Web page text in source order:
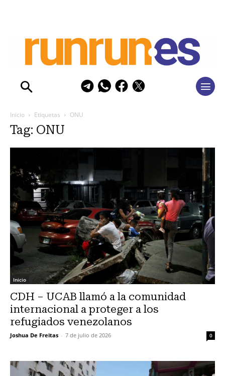
Inicio Etiquetas ONU
Tag: ONU
Inicio
CDH – UCAB llamó a la comunidad
internacional a proteger a los
refugiados venezolanos
Joshua De Freitas - 7 de julio de 2026 0